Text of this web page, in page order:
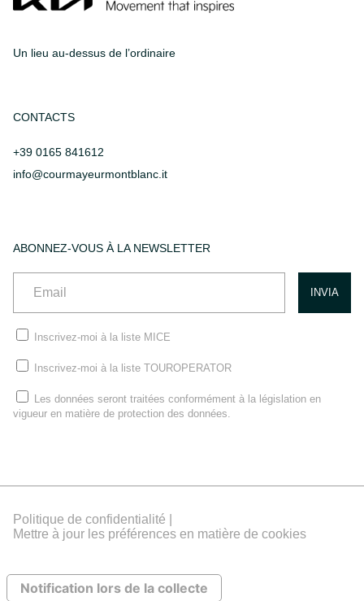
Un lieu au-dessus de l’ordinaire
CONTACTS
+39 0165 841612
info@courmayeurmontblanc.it
ABONNEZ-VOUS À LA NEWSLETTER
Inscrivez-moi à la liste MICE
Inscrivez-moi à la liste TOUROPERATOR
Les données seront traitées conformément à la législation en
vigueur en matière de protection des données.
Politique de confidentialité |
Mettre à jour les préférences en matière de cookies
Notification lors de la collecte